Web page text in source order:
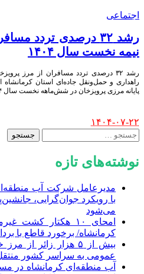
اجتماعی
رشد ۳۲ درصدی تردد
نیمه نخست سال ۱۴۰۴
پایانه مرزی پرویزخان در شش‌ماهه نخست سال ۱۴۰۴ نسبت به مدت مشابه سال
by
۱۴۰۴-۰۷-۲۲
جستجو
برای:
نوشته‌های تازه
مدیرعامل شرکت آب
با رویکرد جوان‌گرایی،
می‌شود
امحای ۱۰ هکتار
کرمانشاه/ برخورد قاطع با
بیش از ۵ هزار زائر
عمومی به سراسر کشور
آب منطقه‌ای کرمانشاه در